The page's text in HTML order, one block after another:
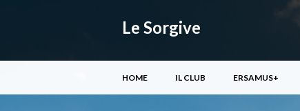
Le Sorgive
Menu principale
HOME IL CLUB ERSAMUS+